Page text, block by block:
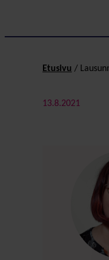
Etusivu /
13.8.2021